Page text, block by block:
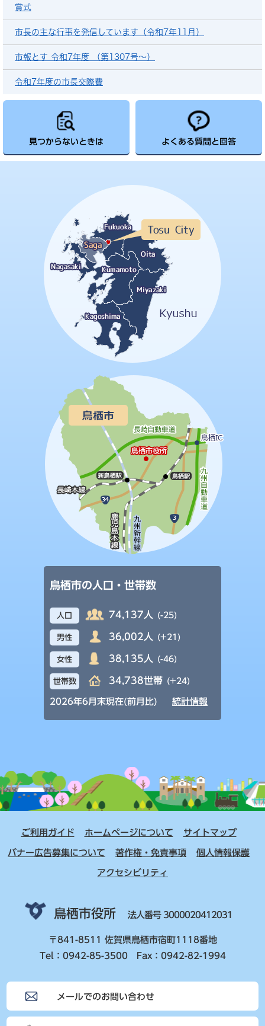
賞式
市長の主な行事を発信しています（令和7年11月）
市報とす 令和7年度 （第1307号～）
令和7年度の市長交際費
見つからないときは よくある質問と回答
鳥栖市の人口・世帯数
人口 74,137人 (-25)
男性 36,002人 (+21)
女性 38,135人 (-46)
世帯数 34,738世帯 (+24)
2026年6月末現在(前月比) 統計情報
ご利用ガイド ホームページについて サイトマップ
バナー広告募集について 著作権・免責事項 個人情報保護
アクセシビリティ
鳥栖市役所 法人番号 3000020412031
〒841-8511 佐賀県鳥栖市宿町1118番地
Tel：0942-85-3500 Fax：0942-82-1994
メールでのお問い合わせ